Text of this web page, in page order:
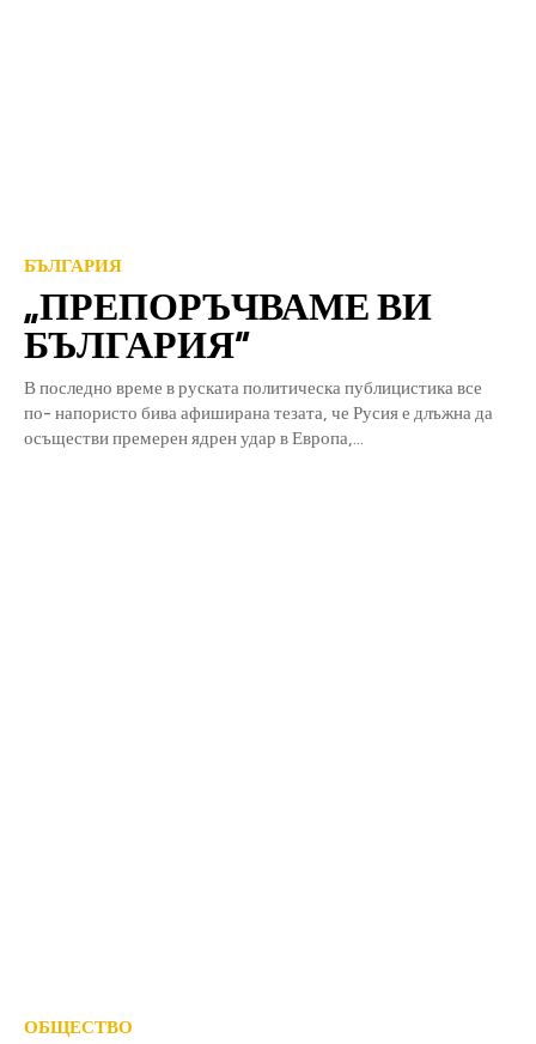
БЪЛГАРИЯ
„ПРЕПОРЪЧВАМЕ ВИ
БЪЛГАРИЯ“
В последно време в руската политическа публицистика все
по- напористо бива афиширана тезата, че Русия е длъжна да
осъществи премерен ядрен удар в Европа,...
ОБЩЕСТВО